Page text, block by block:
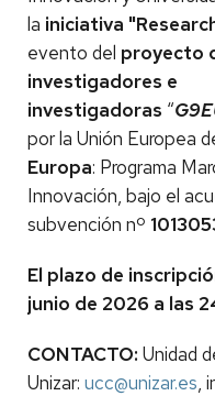
la iniciativa
evento del proyecto
investigadores e
investigadoras “
por la Unión Europea
Europa: Programa
Innovación, bajo el
subvención nº
El plazo de
junio de 2026 a las
CONTACTO: Unidad
Unizar: ucc@unizar.es,